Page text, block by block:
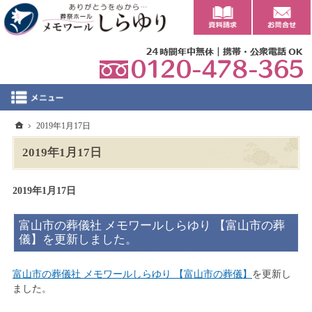
2019年1月17日
2019年1月17日
富山市の葬儀社 メモワールしらゆり 【富山市の葬
儀】を更新しました。
富山市の葬儀社 メモワールしらゆり 【富山市の葬儀】 を更新し
ました。
ホーム
2019年1月17日